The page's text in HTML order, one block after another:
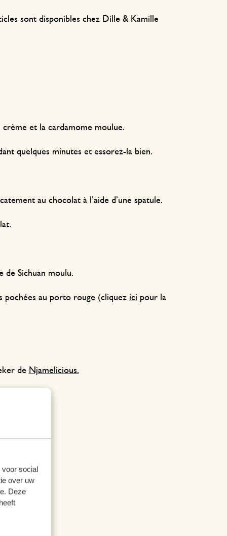
voor social
over uw
Deze
sont disponibles chez Dille & Kamille
et la cardamome moulue.
quelques minutes et essorez-la bien.
au chocolat à l’aide d’une spatule.
de Sichuan moulu.
pochées au porto rouge (cliquez ici pour la
de Njamelicious.